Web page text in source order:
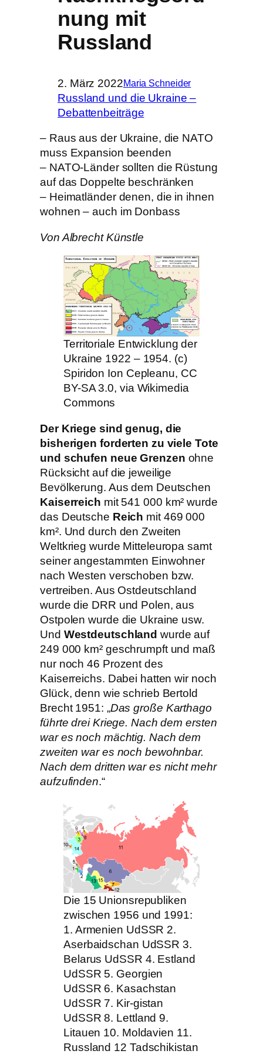
nung mit
Russland
2. März 2022Maria Schneider
Russland und die Ukraine –
Debattenbeiträge
– Raus aus der Ukraine, die NATO
muss Expansion beenden
– NATO-Länder sollten die Rüstung
auf das Doppelte beschränken
– Heimatländer denen, die in ihnen
wohnen – auch im Donbass
Von Albrecht Künstle
Territoriale Entwicklung der
Ukraine 1922 – 1954. (c)
Spiridon Ion Cepleanu, CC
BY-SA 3.0, via Wikimedia
Commons
Der Kriege sind genug, die
bisherigen forderten zu viele Tote
und schufen neue Grenzen ohne
Rücksicht auf die jeweilige
Bevölkerung. Aus dem Deutschen
Kaiserreich mit 541 000 km² wurde
das Deutsche Reich mit 469 000
km². Und durch den Zweiten
Weltkrieg wurde Mitteleuropa samt
seiner angestammten Einwohner
nach Westen verschoben bzw.
vertreiben. Aus Ostdeutschland
wurde die DRR und Polen, aus
Ostpolen wurde die Ukraine usw.
Und Westdeutschland wurde auf
249 000 km² geschrumpft und maß
nur noch 46 Prozent des
Kaiserreichs. Dabei hatten wir noch
Glück, denn wie schrieb Bertold
Brecht 1951: „Das große Karthago
führte drei Kriege. Nach dem ersten
war es noch mächtig. Nach dem
zweiten war es noch bewohnbar.
Nach dem dritten war es nicht mehr
aufzufinden.“
Die 15 Unionsrepubliken
zwischen 1956 und 1991:
1. Armenien UdSSR 2.
Aserbaidschan UdSSR 3.
Belarus UdSSR 4. Estland
UdSSR 5. Georgien
UdSSR 6. Kasachstan
UdSSR 7. Kir-gistan
UdSSR 8. Lettland 9.
Litauen 10. Moldavien 11.
Russland 12 Tadschikistan